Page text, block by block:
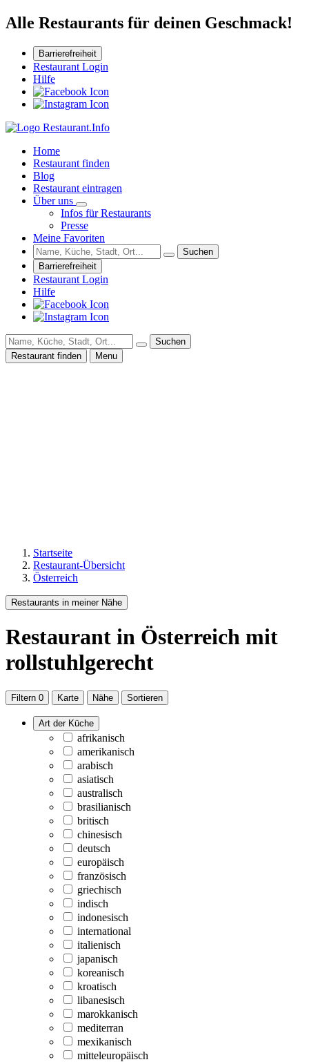
Alle Restaurants für deinen Geschmack!
Barrierefreiheit
Restaurant Login
Hilfe
Home
Restaurant finden
Blog
Restaurant eintragen
Über uns
Infos für Restaurants
Presse
Meine Favoriten
Suchen
Barrierefreiheit
Restaurant Login
Hilfe
Suchen
Restaurant finden
Menu
Startseite
Restaurant-Übersicht
Österreich
Restaurants in meiner Nähe
Restaurant in Österreich mit
rollstuhlgerecht
Filtern 0 Karte Nähe Sortieren
Art der Küche
afrikanisch
amerikanisch
arabisch
asiatisch
australisch
brasilianisch
britisch
chinesisch
deutsch
europäisch
französisch
griechisch
indisch
indonesisch
international
italienisch
japanisch
koreanisch
kroatisch
libanesisch
marokkanisch
mediterran
mexikanisch
mitteleuropäisch